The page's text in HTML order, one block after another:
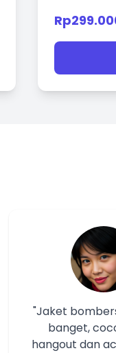
"Jaket
banget,
hangout dan